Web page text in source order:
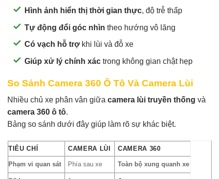
Hình ảnh hiển thị thời gian thực, độ trễ thấp
Tự động đổi góc nhìn theo hướng vô lăng
Có vạch hỗ trợkhi lùi và đỗ xe
Giúp xử lý chính xác trong không gian chật hẹp
So Sánh Camera 360 Ô Tô Và Camera Lùi
Nhiều chủ xe phân vân giữa camera lùi truyền thống và
camera 360 ô tô.
Bảng so sánh dưới đây giúp làm rõ sự khác biệt.
TIÊU CHÍ CAMERA LÙI CAMERA 360
Phạm vi quan sát Phía sau xe Toàn bộ xung quanh xe